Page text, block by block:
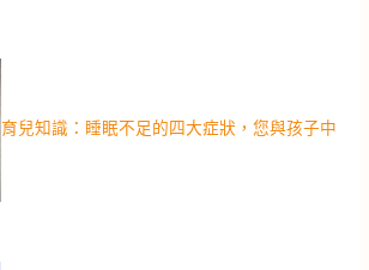
育兒知識：睡眠不足的四大症狀，您與孩子中